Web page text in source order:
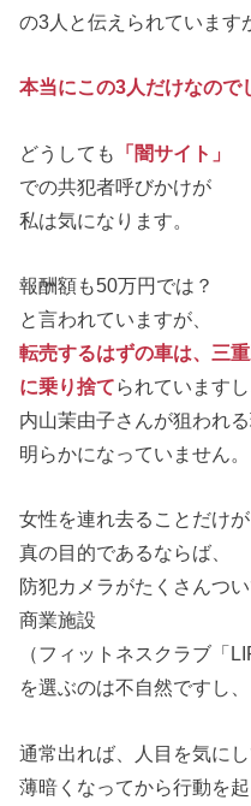
の3人と伝えられています
本当にこの3人だけなので
どうしても
「闇サイト」
での共犯者呼びかけが
私は気になります。
報酬額も50万円では？
と言われていますが、
転売するはずの車は、三
に乗り捨てられていますし
内山茉由子さんが狙われ
明らかになっていません。
女性を連れ去ることだけが
真の目的であるならば、
防犯カメラがたくさんつ
商業施設
（フィットネスクラブ「
を選ぶのは不自然ですし、
通常出れば、人目を気に
薄暗くなってから行動を